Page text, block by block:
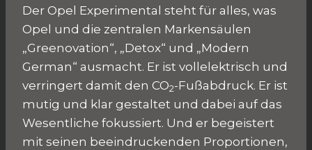
Der Opel Experimental steht für alles, was
Opel und die zentralen Markensäulen
„Greenovation“, „Detox“ und „Modern
German“ ausmacht. Er ist vollelektrisch und
verringert damit den CO2-Fußabdruck. Er ist
mutig und klar gestaltet und dabei auf das
Wesentliche fokussiert. Und er begeistert
mit seinen beeindruckenden Proportionen,